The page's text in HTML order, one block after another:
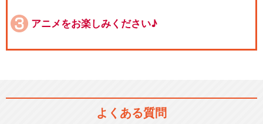
アニメをお楽しみください♪
よくある質問